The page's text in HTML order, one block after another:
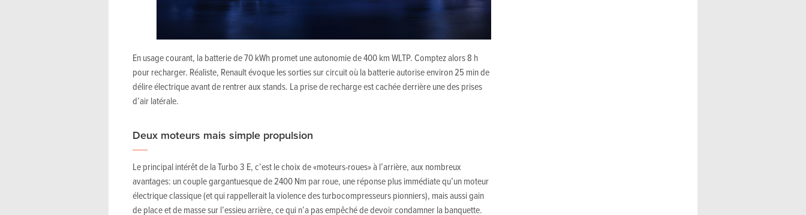
En usage courant, la batterie de 70 kWh promet une autonomie de 400 km WLTP. Comptez alors 8 h
pour recharger. Réaliste, Renault évoque les sorties sur circuit où la batterie autorise environ 25 min de
délire électrique avant de rentrer aux stands. La prise de recharge est cachée derrière une des prises
d’air latérale.
Deux moteurs mais simple propulsion
Le principal intérêt de la Turbo 3 E, c’est le choix de «moteurs-roues» à l’arrière, aux nombreux
avantages: un couple gargantuesque de 2400 Nm par roue, une réponse plus immédiate qu’un moteur
électrique classique (et qui rappellerait la violence des turbocompresseurs pionniers), mais aussi gain
de place et de masse sur l’essieu arrière, ce qui n’a pas empêché de devoir condamner la banquette.